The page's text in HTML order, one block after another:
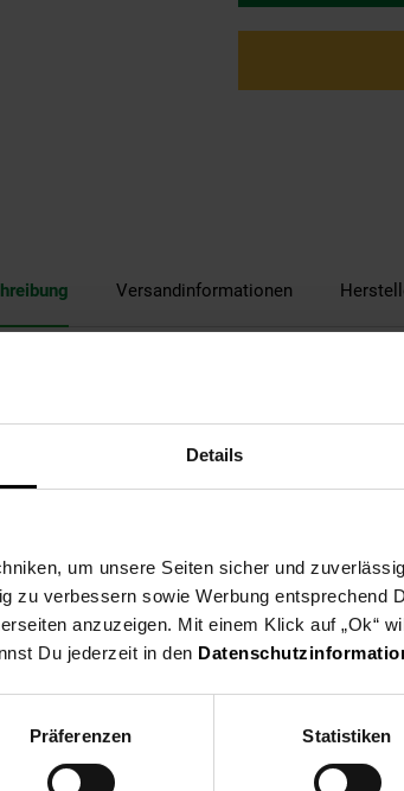
Details
um unsere Seiten sicher und
zu verbessern sowie Werbung entsprechend
anzuzeigen. Mit einem Klick auf „Ok“
Du jederzeit in den
Präferenzen Statistiken
Versandinformationen
oder Freunden und begeben Sie sich auf die
vergessenen Schätzen, aber seien Sie
geeignet.
ab 8 Jahre